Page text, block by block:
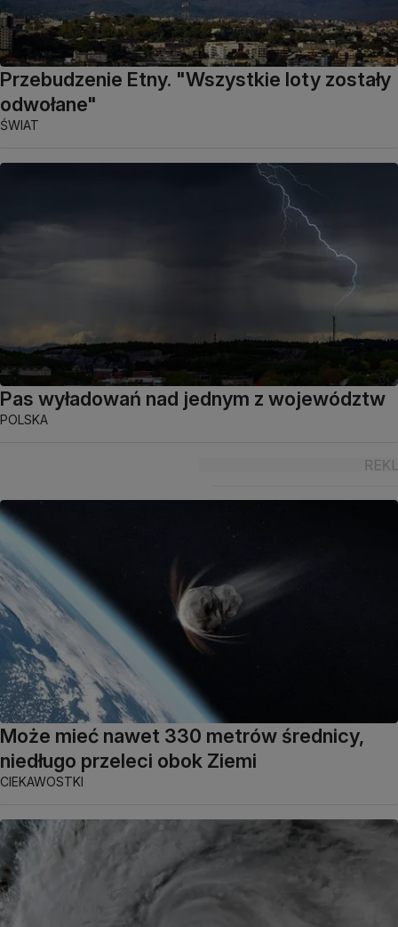
Przebudzenie Etny. "Wszystkie loty zostały
odwołane"
ŚWIAT
Pas wyładowań nad jednym z województw
POLSKA
Może mieć nawet 330 metrów średnicy,
niedługo przeleci obok Ziemi
CIEKAWOSTKI